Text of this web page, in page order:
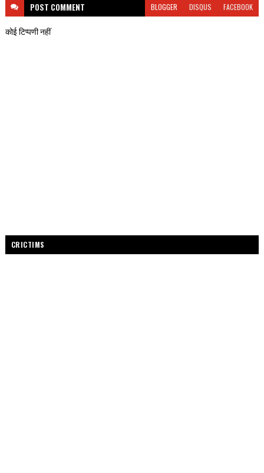
POST COMMENT BLOGGER DISQUS FACEBOOK
कोई टिप्पणी नहीं
CRICTIMS